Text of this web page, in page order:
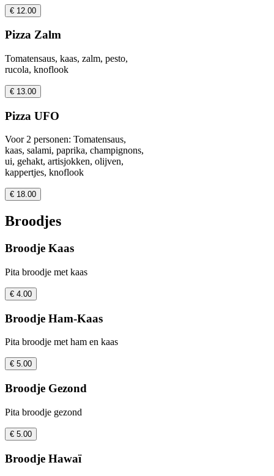
€ 12.00
Pizza Zalm
Tomatensaus, kaas, zalm, pesto,
rucola, knoflook
€ 13.00
Pizza UFO
Voor 2 personen: Tomatensaus,
kaas, salami, paprika, champignons,
ui, gehakt, artisjokken, olijven,
kappertjes, knoflook
€ 18.00
Broodjes
Broodje Kaas
Pita broodje met kaas
€ 4.00
Broodje Ham-Kaas
Pita broodje met ham en kaas
€ 5.00
Broodje Gezond
Pita broodje gezond
€ 5.00
Broodje Hawaï